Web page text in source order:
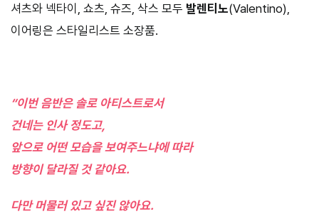
셔츠와 넥타이, 쇼츠, 슈즈, 삭스 모두 발렌티노(Valentino),
이어링은 스타일리스트 소장품.
“이번 음반은 솔로 아티스트로서
건네는 인사 정도고,
앞으로 어떤 모습을 보여주느냐에 따라
방향이 달라질 것 같아요.
다만 머물러 있고 싶진 않아요.